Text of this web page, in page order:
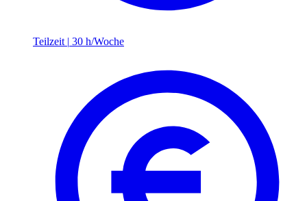
Teilzeit | 30 h/Woche